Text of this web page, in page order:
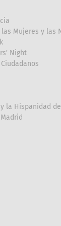
Mujeres y las
Night
la Hispanidad